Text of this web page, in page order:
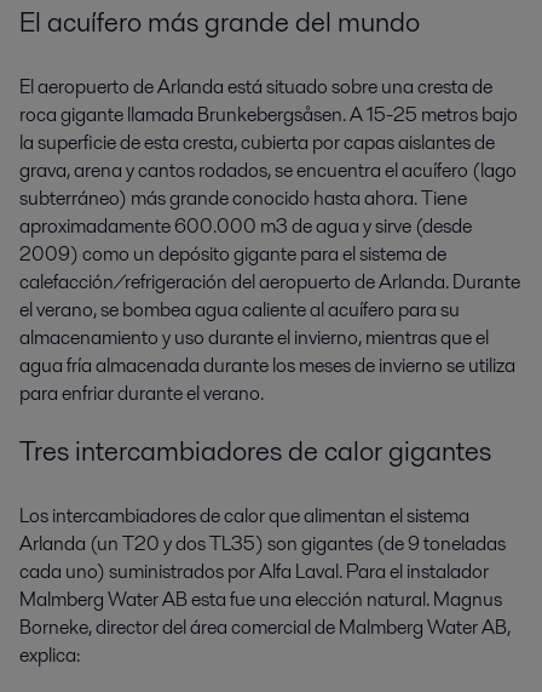
El acuífero más grande del mundo
El aeropuerto de Arlanda está situado sobre una cresta de
roca gigante llamada Brunkebergsåsen. A 15-25 metros bajo
la superficie de esta cresta, cubierta por capas aislantes de
grava, arena y cantos rodados, se encuentra el acuífero (lago
subterráneo) más grande conocido hasta ahora. Tiene
aproximadamente 600.000 m3 de agua y sirve (desde
2009) como un depósito gigante para el sistema de
calefacción/refrigeración del aeropuerto de Arlanda. Durante
el verano, se bombea agua caliente al acuífero para su
almacenamiento y uso durante el invierno, mientras que el
agua fría almacenada durante los meses de invierno se utiliza
para enfriar durante el verano.
Tres intercambiadores de calor gigantes
Los intercambiadores de calor que alimentan el sistema
Arlanda (un T20 y dos TL35) son gigantes (de 9 toneladas
cada uno) suministrados por Alfa Laval. Para el instalador
Malmberg Water AB esta fue una elección natural. Magnus
Borneke, director del área comercial de Malmberg Water AB,
explica: